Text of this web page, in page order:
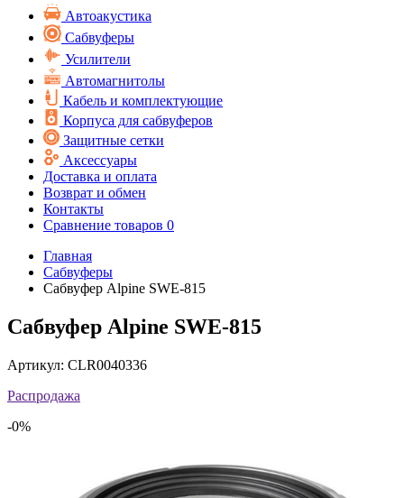
Автоакустика
Сабвуферы
Усилители
Автомагнитолы
Кабель и комплектующие
Корпуса для сабвуферов
Защитные сетки
Аксессуары
Доставка и оплата
Возврат и обмен
Контакты
Сравнение товаров 0
Главная
Сабвуферы
Сабвуфер Alpine SWE-815
Сабвуфер Alpine SWE-815
Артикул: CLR0040336
Распродажа
-0%